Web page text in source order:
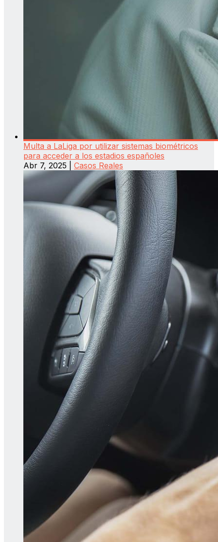
Multa a LaLiga por utilizar sistemas biométricos
para acceder a los estadios españoles
Abr 7, 2025
Casos Reales